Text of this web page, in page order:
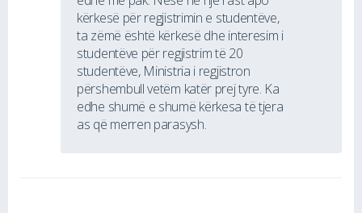
kërkesë për regjistrimin e studentëve,
ta zëmë është kërkesë dhe interesim i
studentëve për regjistrim të 20
studentëve, Ministria i regjistron
përshembull vetëm katër prej tyre. Ka
edhe shumë e shumë kërkesa të tjera
as që merren parasysh.